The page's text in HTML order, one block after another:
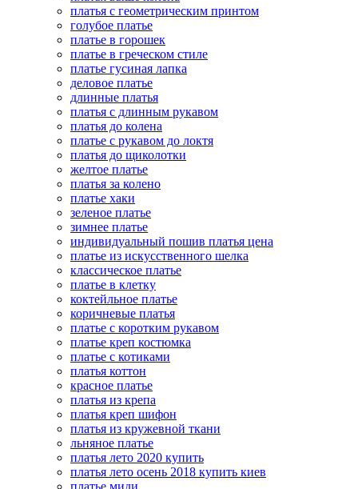
платья с геометрическим принтом
голубое платье
платье в горошек
платье в греческом стиле
платье гусиная лапка
деловое платье
длинные платья
платья с длинным рукавом
платья до колена
платье с рукавом до локтя
платья до щиколотки
желтое платье
платья за колено
платье хаки
зеленое платье
зимнее платье
индивидуальный пошив платья цена
платье из искусственного шелка
классическое платье
платье в клетку
коктейльное платье
коричневые платья
платье с коротким рукавом
платье креп костюмка
платье с котиками
платья коттон
красное платье
платья из крепа
платья креп шифон
платья из кружевной ткани
льняное платье
платья лето 2020 купить
платья лето осень 2018 купить киев